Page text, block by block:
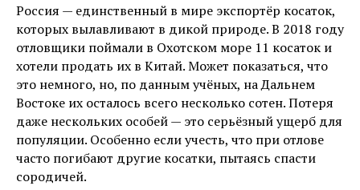
Россия — единственный в мире экспортёр косаток,
которых вылавливают в дикой природе. В 2018 году
отловщики поймали в Охотском море 11 косаток и
хотели продать их в Китай. Может показаться, что
это немного, но, по данным учёных, на Дальнем
Востоке их осталось всего несколько сотен. Потеря
даже нескольких особей — это серьёзный ущерб для
популяции. Особенно если учесть, что при отлове
часто погибают другие косатки, пытаясь спасти
сородичей.